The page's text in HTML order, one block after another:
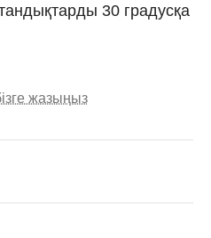
30 градусқа
жазыңыз